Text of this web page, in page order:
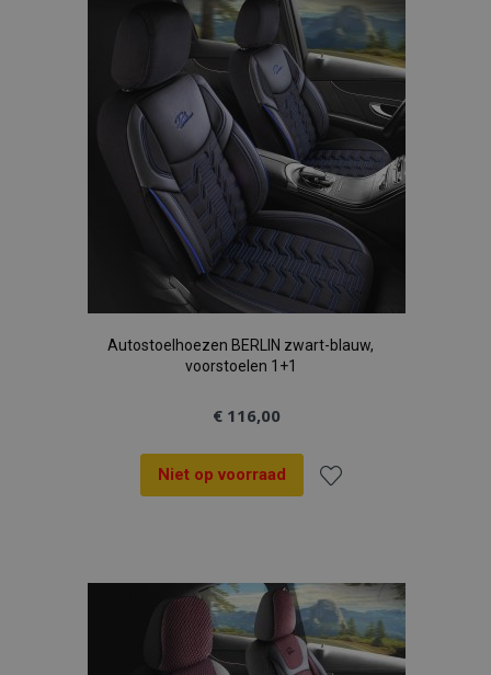
aan
verlanglijst
Autostoelhoezen BERLIN zwart-blauw,
voorstoelen 1+1
€ 116,00
Niet op voorraad
aan
verlanglijst